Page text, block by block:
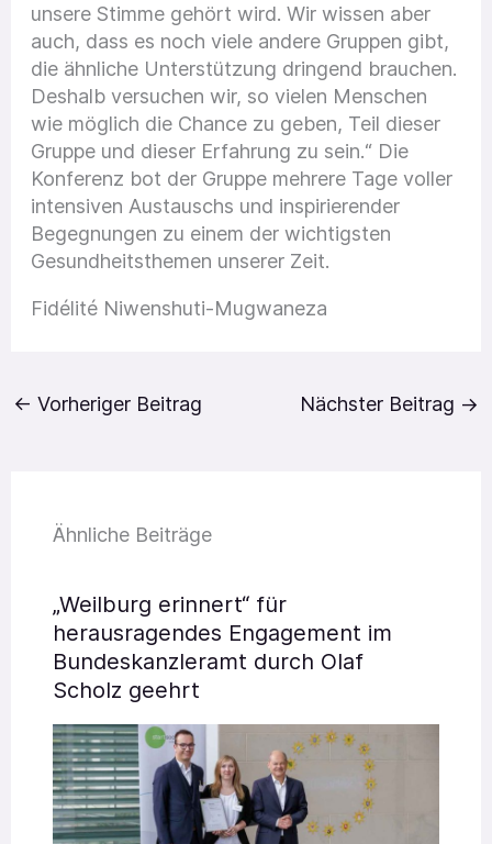
unsere Stimme gehört wird. Wir wissen aber
auch, dass es noch viele andere Gruppen gibt,
die ähnliche Unterstützung dringend brauchen.
Deshalb versuchen wir, so vielen Menschen
wie möglich die Chance zu geben, Teil dieser
Gruppe und dieser Erfahrung zu sein.“ Die
Konferenz bot der Gruppe mehrere Tage voller
intensiven Austauschs und inspirierender
Begegnungen zu einem der wichtigsten
Gesundheitsthemen unserer Zeit.
Fidélité Niwenshuti-Mugwaneza
← Vorheriger Beitrag Nächster Beitrag →
Ähnliche Beiträge
„Weilburg erinnert“ für
herausragendes Engagement im
Bundeskanzleramt durch Olaf
Scholz geehrt